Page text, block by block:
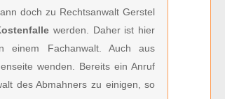
doch zu Rechtsanwalt Gerstel
werden. Daher ist hier
einem Fachanwalt. Auch aus
wenden. Bereits ein Anruf
des Abmahners zu einigen, so